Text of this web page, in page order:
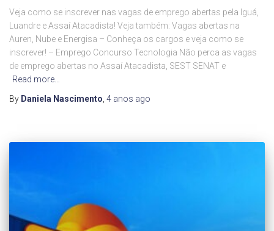
Veja como se inscrever nas vagas de emprego abertas pela Iguá,
Luandre e Assaí Atacadista! Veja também: Vagas abertas na
Auren, Nube e Energisa – Conheça os cargos e veja como se
inscrever! – Emprego Concurso Tecnologia Não perca as vagas
de emprego abertas no Assaí Atacadista, SEST SENAT e
Read more…
By Daniela Nascimento, 4 anos ago